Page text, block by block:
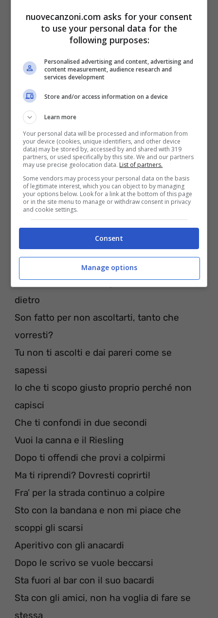
Baby io so volare
Un giorno vieni con me
Io so come curare
Tu vieni un giorno con me
Con me, con me, con me
Con me, con me, con me
Con me, con me, con me
E con me, e con me
Vieni un giorno con me.
[Verso 2]
Quando mi scrivi quelle cose sai che non è
Che mi fomenti tanto per, ma lo vorresti
dietro
Son fatto per non ascoltarti, tanto che
vorresti?
Tu non ti ascolti e dai pareri come se
sapessi
Io che ti scopo giusto proprio perché non
capisci
Che ti confondi in due secondi
Vuoi la canna e il Riesling
Dopo ti offendi che provi a colpirmi
Ma ti riprendi? Dovresti coprirti!
Fra’ per la strada continuo a colpire
Sto con la bandana e non mi piace che
scoppi gli scarsi
Aperitivo con gli anacardi
Dopo le scrivo se vuole beccarsi
Sta fuori al bar con il suo bacardi
Sta con gli amici, non ha voglia di fare se
stessa
nuovecanzoni.com asks for your consent
to use your personal data for the
following purposes:
Personalised advertising and content, advertising and
content measurement, audience research and
services development
Store and/or access information on a device
Learn more
Your personal data will be processed and information from
your device (cookies, unique identifiers, and other device
data) may be stored by, accessed by and shared with 319
partners, or used specifically by this site. We and our partners
may use precise geolocation data. List of partners.
Some vendors may process your personal data on the basis
of legitimate interest, which you can object to by managing
your options below. Look for a link at the bottom of this page
or in the site menu to manage or withdraw consent in privacy
and cookie settings.
Consent
Manage options